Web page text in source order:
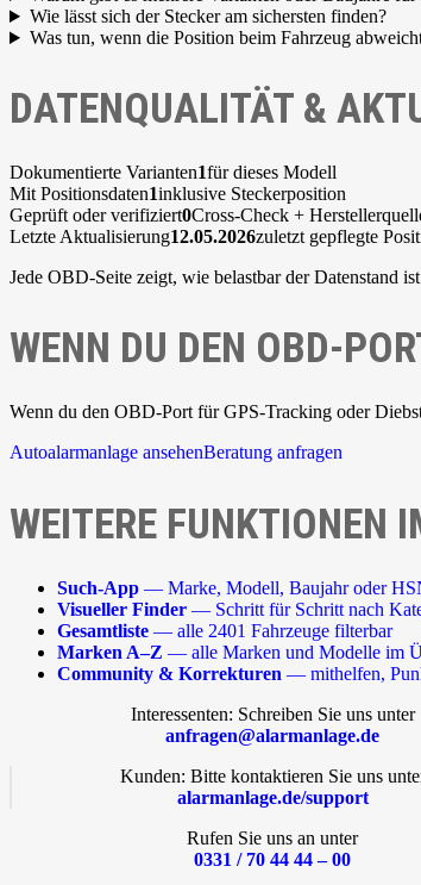
Wie lässt sich der Stecker am sichersten finden?
Was tun, wenn die Position beim Fahrzeug
DATENQUALITÄT &
Dokumentierte Varianten1für dieses Modell
Mit Positionsdaten1inklusive Steckerposition
Geprüft oder verifiziert0Cross-Check +
Letzte Aktualisierung12.05.2026zuletzt gepflegte
Jede OBD-Seite zeigt, wie belastbar der Datenstand
WENN DU DEN OBD-
Wenn du den OBD-Port für GPS-Tracking oder
Autoalarmanlage ansehenBeratung anfragen
WEITERE FUNKTIONEN
Such-App — Marke, Modell, Baujahr oder
Visueller Finder — Schritt für Schritt nach
Gesamtliste — alle 2401 Fahrzeuge filterbar
Marken A–Z — alle Marken und Modelle im
Community & Korrekturen — mithelfen,
Interessenten: Schreiben Sie uns unter
anfragen@alarmanlage.de
Kunden: Bitte kontaktieren Sie uns
alarmanlage.de/support
Rufen Sie uns an unter
0331 / 70 44 44 – 00